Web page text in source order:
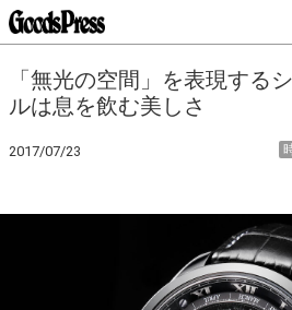
「無光の空間」を表現する
ルは息を飲む美しさ
2017/07/23